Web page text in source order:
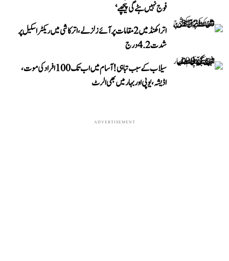
فوج نہیں ہٹے گی پیچھے‘
اتراکھنڈ میں 2 مقامات پر آئے زلزلے، اترکاشی میں ریکٹر اسکیل پر
شدت 4.2 درج
سیلاب کے سبب تباہی! آسام میں اب تک 100 افراد کی موت،
اڈیشہ، یوپی اور بہار میں بھی الرٹ
ADVERTISEMENT